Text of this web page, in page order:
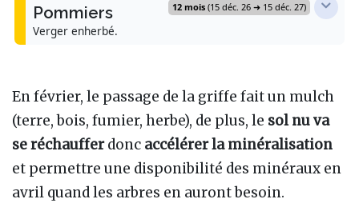
Fauche
Fauche 1 juil. 2035 (J+1583)
Fauche
12 mois (15 déc. 26 ➜ 15 déc. 27)
Pommiers
Verger enherbé.
Taille et palissage
Broyage des branches au sol grâce à un broyeur
forestier
En février, le passage de la griffe fait un mulch
(terre, bois, fumier, herbe), de plus, le sol nu va
se réchaufferdonc accélérer la minéralisation
et permettre une disponibilité des minéraux en
avril quand les arbres en auront besoin.